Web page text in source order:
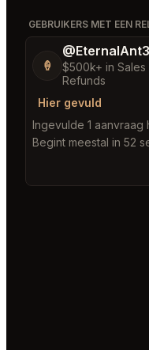
GEBRUIKERS MET EEN
🍦
$500k+ in Sales
Refunds
Hier gevuld
Ingevulde 1 aanvraag
Begint meestal in 52